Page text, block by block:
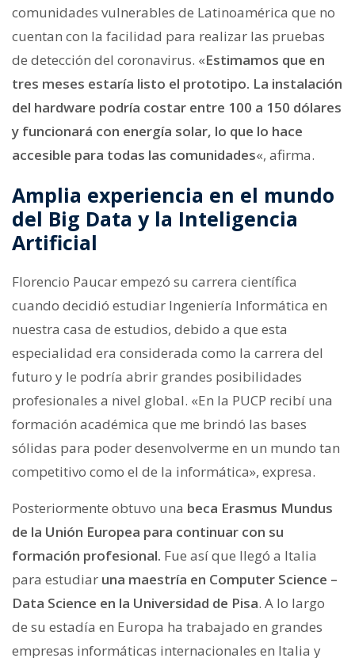
comunidades vulnerables de Latinoamérica que no
cuentan con la facilidad para realizar las pruebas
de detección del coronavirus. «Estimamos que en
tres meses estaría listo el prototipo. La instalación
del hardware podría costar entre 100 a 150 dólares
y funcionará con energía solar, lo que lo hace
accesible para todas las comunidades«, afirma.
Amplia experiencia en el mundo
del Big Data y la Inteligencia
Artificial
Florencio Paucar empezó su carrera científica
cuando decidió estudiar Ingeniería Informática en
nuestra casa de estudios, debido a que esta
especialidad era considerada como la carrera del
futuro y le podría abrir grandes posibilidades
profesionales a nivel global. «En la PUCP recibí una
formación académica que me brindó las bases
sólidas para poder desenvolverme en un mundo tan
competitivo como el de la informática», expresa.
Posteriormente obtuvo una beca Erasmus Mundus
de la Unión Europea para continuar con su
formación profesional. Fue así que llegó a Italia
para estudiar una maestría en Computer Science –
Data Science en la Universidad de Pisa. A lo largo
de su estadía en Europa ha trabajado en grandes
empresas informáticas internacionales en Italia y